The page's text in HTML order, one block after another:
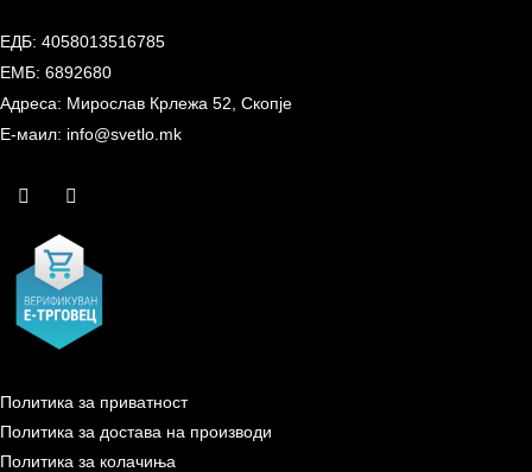
ЕДБ: 4058013516785
ЕМБ: 6892680
Адреса: Мирослав Крлежа 52, Скопје
Е-маил: info@svetlo.mk
Политика за приватност
Политика за достава на производи
Политика за колачиња